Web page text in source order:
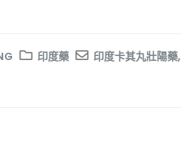
印度藥 印度卡其丸壯陽藥,